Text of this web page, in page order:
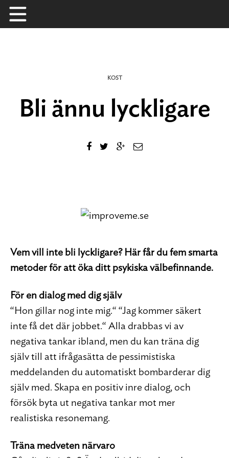
Skip
to
KOST
Bli ännu lyckligare
Vem vill inte bli lyckligare? Här får du fem smarta
metoder för att öka ditt psykiska välbefinnande.
För en dialog med dig själv
“Hon gillar nog inte mig.“ “Jag kommer säkert
inte få det där jobbet.“ Alla drabbas vi av
negativa tankar ibland, men du kan träna dig
själv till att ifrågasätta de pessimistiska
meddelanden du automatiskt bombarderar dig
själv med. Skapa en positiv inre dialog, och
försök byta ut negativa tankar mot mer
realistiska resonemang.
Träna medveten närvaro